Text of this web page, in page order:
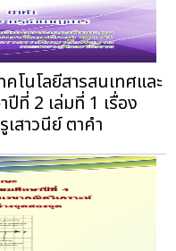
คโนโลยีสารสนเทศและ
ที่ 2 เล่มที่ 1 เรื่อง
สาวนีย์ ตาคำ